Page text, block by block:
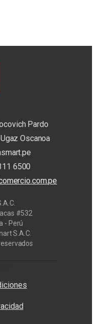
Pardo
Oscanoa
6500
#532
- Perú
S.A.C.